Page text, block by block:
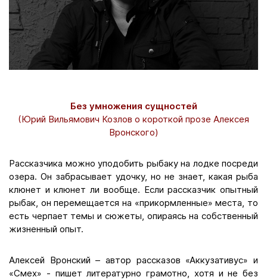
Без умножения сущностей
(Юрий Вильямович Козлов о короткой прозе Алексея
Вронского)
Рассказчика можно уподобить рыбаку на лодке посреди
озера. Он забрасывает удочку, но не знает, какая рыба
клюнет и клюнет ли вообще. Если рассказчик опытный
рыбак, он перемещается на «прикормленные» места, то
есть черпает темы и сюжеты, опираясь на собственный
жизненный опыт.
Алексей Вронский – автор рассказов «Аккузативус» и
«Смех» - пишет литературно грамотно, хотя и не без